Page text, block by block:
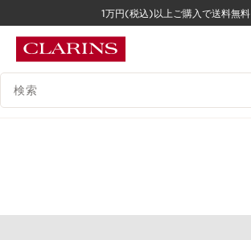
コンテンツへ移動
1万円(税込)以上ご購入で送料無料
検索候補